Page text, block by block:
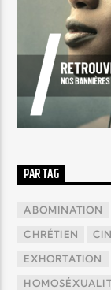
PAR TAG
ABOMINATION
CHRÉTIEN
EXHORTATION